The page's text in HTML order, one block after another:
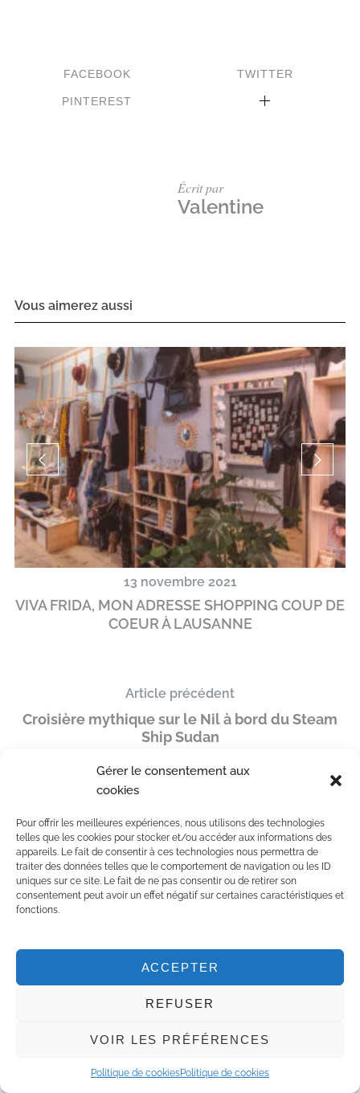
Gérer le consentement aux
cookies
Pour offrir les meilleures expériences, nous utilisons des technologies
telles que les cookies pour stocker et/ou accéder aux informations des
appareils. Le fait de consentir à ces technologies nous permettra de
traiter des données telles que le comportement de navigation ou les ID
uniques sur ce site. Le fait de ne pas consentir ou de retirer son
consentement peut avoir un effet négatif sur certaines caractéristiques et
fonctions.
ACCEPTER
REFUSER
VOIR LES PRÉFÉRENCES
Politique de cookiesPolitique de cookies
FACEBOOK TWITTER
PINTEREST
Écrit par
Valentine
Vous aimerez aussi
13 novembre 2021
VIVA FRIDA, MON ADRESSE SHOPPING COUP DE
COEUR À LAUSANNE
Article précédent
Croisière mythique sur le Nil à bord du Steam
Ship Sudan
Article suivant
6 activités pour un hiver à Scuol en Basse-